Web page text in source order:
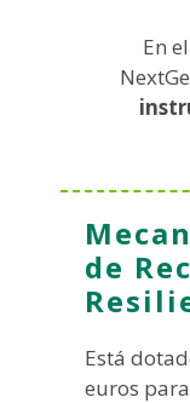
En
de
Está
euros